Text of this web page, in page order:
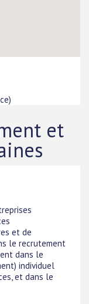
)
et
et de
le recrutement
dans le
individuel
et dans le